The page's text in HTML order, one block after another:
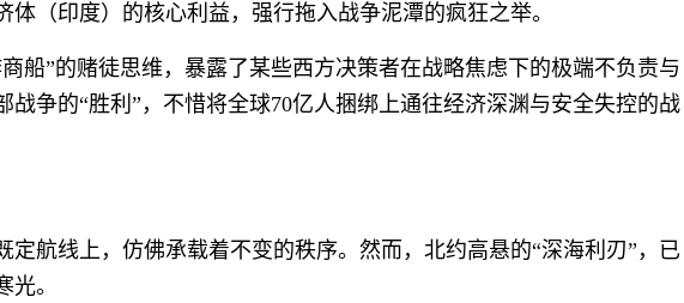
体（印度）的核心利益，强行拖入战争泥潭的疯狂之举。
船”的赌徒思维，暴露了某些西方决策者在战略焦虑下的极端不负责与
战争的“胜利”，不惜将全球70亿人捆绑上通往经济深渊与安全失控的战
定航线上，仿佛承载着不变的秩序。然而，北约高悬的“深海利刃”，已
。